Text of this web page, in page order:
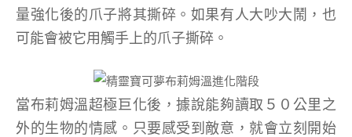
量強化後的爪子將其撕碎。如果有人大吵大鬧，也
可能會被它用觸手上的爪子撕碎。
當布莉姆溫超極巨化後，據說能夠讀取５０公里之
外的生物的情感。只要感受到敵意，就會立刻開始